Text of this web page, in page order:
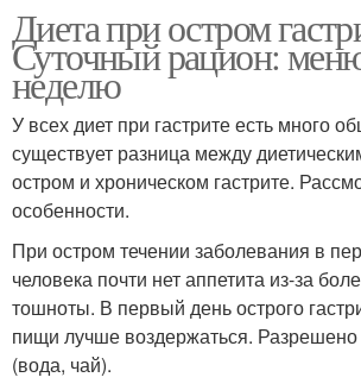
Диета при остром
Суточный рацион:
неделю
У всех диет при гастрите есть много
существует разница между
остром и хроническом гастрите.
особенности.
При остром течении заболевания в
человека почти нет аппетита из-за
тошноты. В первый день острого
пищи лучше воздержаться. Разрешено
(вода, чай).